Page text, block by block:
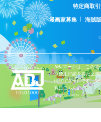
特定商取
漫画家募集
海賊
ABJマークは、この電
ツ使用許諾を得た正
6091713号）です。
覧はこちら。
https://aebs.or.jp